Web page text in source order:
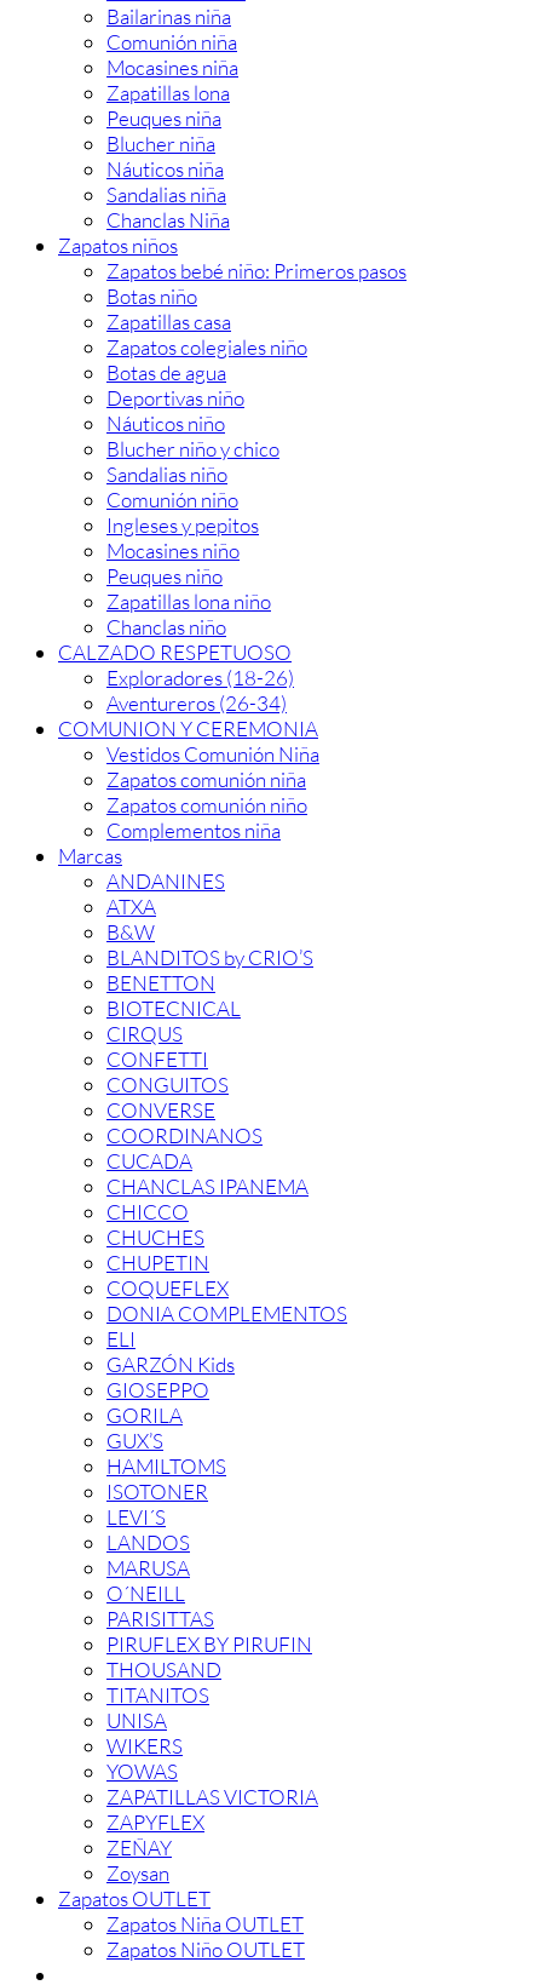
Bailarinas niña
Comunión niña
Mocasines niña
Zapatillas lona
Peuques niña
Blucher niña
Náuticos niña
Sandalias niña
Chanclas Niña
Zapatos niños
Zapatos bebé niño: Primeros pasos
Botas niño
Zapatillas casa
Zapatos colegiales niño
Botas de agua
Deportivas niño
Náuticos niño
Blucher niño y chico
Sandalias niño
Comunión niño
Ingleses y pepitos
Mocasines niño
Peuques niño
Zapatillas lona niño
Chanclas niño
CALZADO RESPETUOSO
Exploradores (18-26)
Aventureros (26-34)
COMUNION Y CEREMONIA
Vestidos Comunión Niña
Zapatos comunión niña
Zapatos comunión niño
Complementos niña
Marcas
ANDANINES
ATXA
B&W
BLANDITOS by CRIO’S
BENETTON
BIOTECNICAL
CIRQUS
CONFETTI
CONGUITOS
CONVERSE
COORDINANOS
CUCADA
CHANCLAS IPANEMA
CHICCO
CHUCHES
CHUPETIN
COQUEFLEX
DONIA COMPLEMENTOS
ELI
GARZÓN Kids
GIOSEPPO
GORILA
GUX’S
HAMILTOMS
ISOTONER
LEVI´S
LANDOS
MARUSA
O´NEILL
PARISITTAS
PIRUFLEX BY PIRUFIN
THOUSAND
TITANITOS
UNISA
WIKERS
YOWAS
ZAPATILLAS VICTORIA
ZAPYFLEX
ZEÑAY
Zoysan
Zapatos OUTLET
Zapatos Niña OUTLET
Zapatos Niño OUTLET